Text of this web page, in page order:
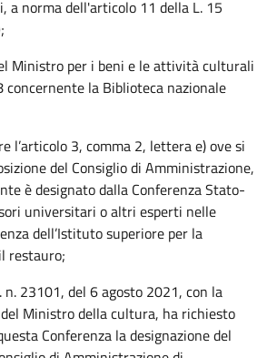
norma dell'articolo 11 della L. 15
Ministro per i beni e le attività culturali
la Biblioteca nazionale
l’articolo 3, comma 2, lettera e) ove si
del Consiglio di Amministrazione,
è designato dalla Conferenza Stato-
universitari o altri esperti nelle
dell’Istituto superiore per la
restauro;
n. 23101, del 6 agosto 2021, con la
Ministro della cultura, ha richiesto
Conferenza la designazione del